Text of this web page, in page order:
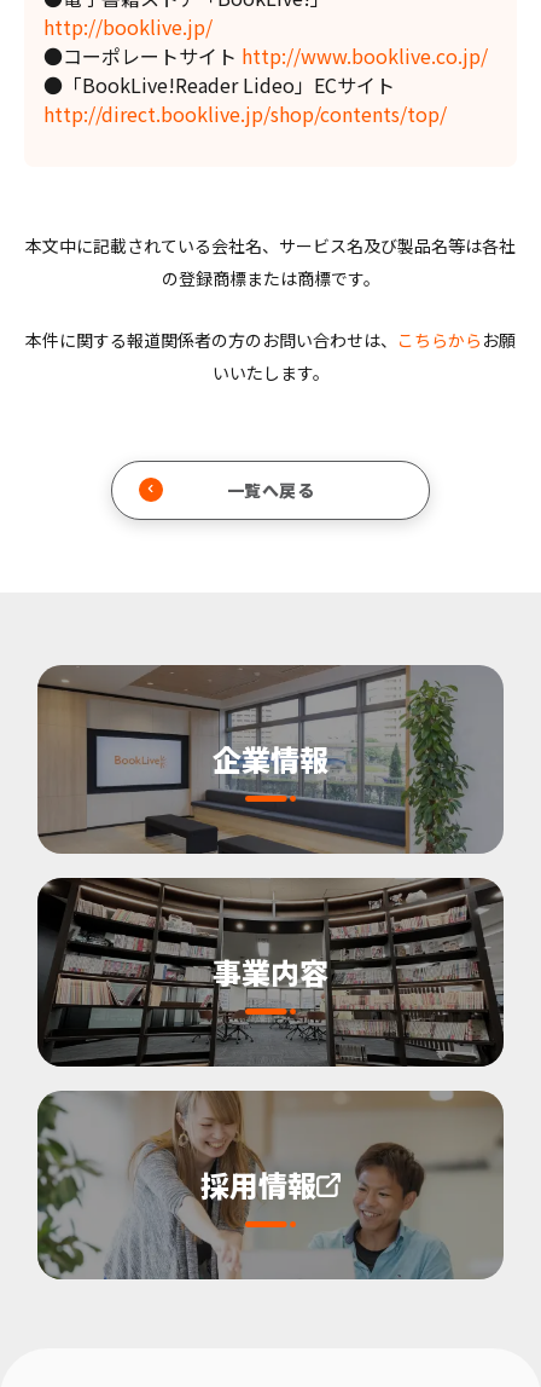
http://booklive.jp/
●コーポレートサイト http://www.booklive.co.jp/
●「BookLive!Reader Lideo」ECサイト
http://direct.booklive.jp/shop/contents/top/
本文中に記載されている会社名、サービス名及び製品名等は各社
の登録商標または商標です。
本件に関する報道関係者の方のお問い合わせは、 こちらから お願
いいたします。
一覧へ戻る
企業情報
事業内容
採用情報